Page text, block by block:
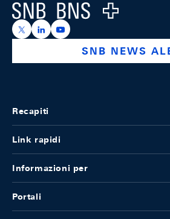
Logo
https://x.com/snb_bns
https://ch.linkedin.com/
https://
SNB NEWS
Recapiti
Link rapidi
Informazioni per
Portali